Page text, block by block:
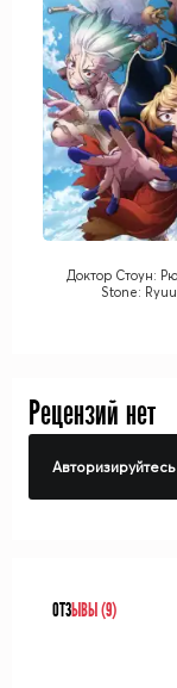
Доктор Стоун:
Stone:
Рецензий нет
ОТЗЫВЫ (9)